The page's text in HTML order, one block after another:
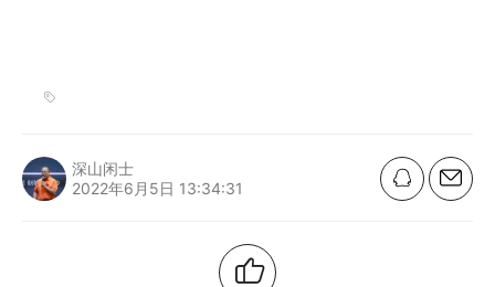
深山闲士
2022年6月5日 13:34:31